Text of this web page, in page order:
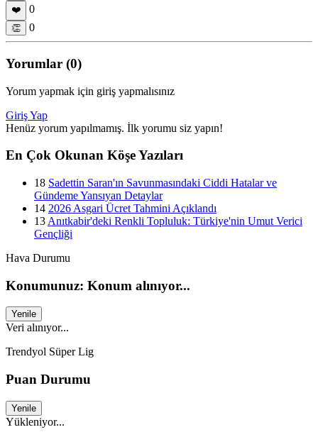
❤️ 0
👏 0
Yorumlar (0)
Yorum yapmak için giriş yapmalısınız
Giriş Yap
Henüz yorum yapılmamış. İlk yorumu siz yapın!
En Çok Okunan Köşe Yazıları
18 Sadettin Saran'ın Savunmasındaki Ciddi Hatalar ve
Gündeme Yansıyan Detaylar
14 2026 Asgari Ücret Tahmini Açıklandı
13 Anıtkabir'deki Renkli Topluluk: Türkiye'nin Umut Verici
Gençliği
Hava Durumu
Konumunuz: Konum alınıyor...
Yenile
Veri alınıyor...
Trendyol Süper Lig
Puan Durumu
Yenile
Yükleniyor...